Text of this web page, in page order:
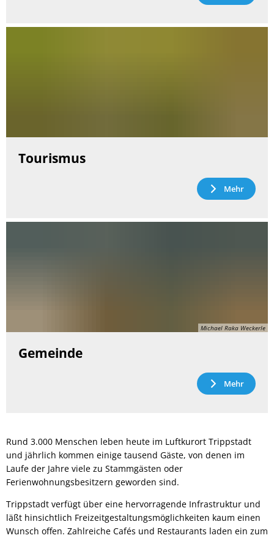
Tourismus
Mehr
Michael Raka Weckerle
Gemeinde
Mehr
Rund 3.000 Menschen leben heute im Luftkurort Trippstadt
und jährlich kommen einige tausend Gäste, von denen im
Laufe der Jahre viele zu Stammgästen oder
Ferienwohnungsbesitzern geworden sind.
Trippstadt verfügt über eine hervorragende Infrastruktur und
läßt hinsichtlich Freizeitgestaltungsmöglichkeiten kaum einen
Wunsch offen. Zahlreiche Cafés und Restaurants laden ein zum